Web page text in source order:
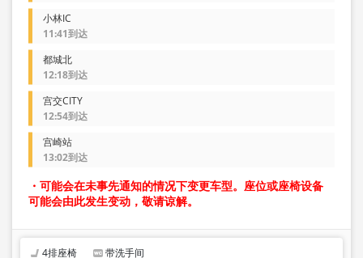
小林IC
11:41到达
都城北
12:18到达
宫交CITY
12:54到达
宫崎站
13:02到达
・可能会在未事先通知的情况下变更车型。座位或座椅设备
可能会由此发生变动，敬请谅解。
4排座椅 带洗手间